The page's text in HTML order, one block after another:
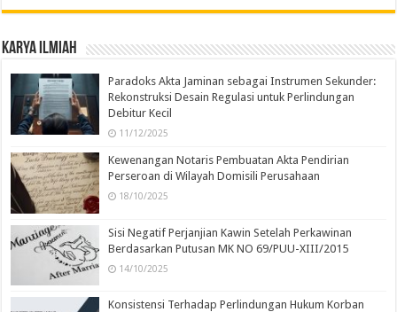
Karya Ilmiah
Paradoks Akta Jaminan sebagai Instrumen Sekunder:
Rekonstruksi Desain Regulasi untuk Perlindungan
Debitur Kecil
11/12/2025
Kewenangan Notaris Pembuatan Akta Pendirian
Perseroan di Wilayah Domisili Perusahaan
18/10/2025
Sisi Negatif Perjanjian Kawin Setelah Perkawinan
Berdasarkan Putusan MK NO 69/PUU-XIII/2015
14/10/2025
Konsistensi Terhadap Perlindungan Hukum Korban